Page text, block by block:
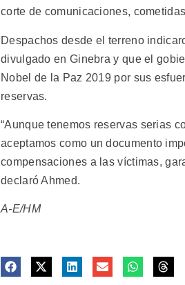
corte de comunicaciones,
Despachos desde el terreno
divulgado en Ginebra y que el
Nobel de la Paz 2019 por sus
reservas.
“Aunque tenemos reservas serias
aceptamos como un documento
compensaciones a las víctimas,
declaró Ahmed.
A-E/HM